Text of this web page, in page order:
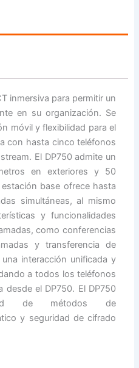
inmersiva para permitir un
en su organización. Se
móvil y flexibilidad para el
con hasta cinco teléfonos
El DP750 admite un
en exteriores y 50
base ofrece hasta
simultáneas, al mismo
y funcionalidades
como conferencias
y transferencia de
interacción unificada y
a todos los teléfonos
desde el DP750. El DP750
de métodos de
y seguridad de cifrado